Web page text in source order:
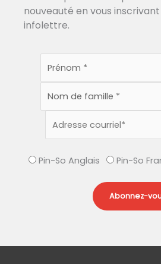
nouveauté en vous
infolettre.
Pin-So Anglais Pin-So